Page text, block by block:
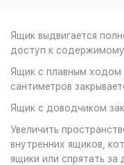
Ящик выдвигается
доступ к
Ящик с плавным ходом
сантиметров
Ящик с доводчиком
Увеличить
внутренних ящиков,
ящики или спрятать за